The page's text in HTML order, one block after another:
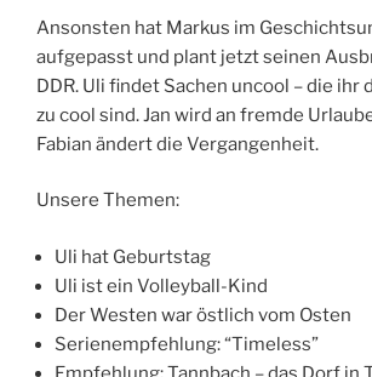
Ansonsten hat Markus im
aufgepasst und plant jetzt seinen
DDR. Uli findet Sachen uncool – die ihr
zu cool sind. Jan wird an fremde
Fabian ändert die Vergangenheit.
Unsere Themen:
Uli hat Geburtstag
Uli ist ein Volleyball-Kind
Der Westen war östlich vom Osten
Serienempfehlung: “Timeless”